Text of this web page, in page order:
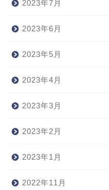
2023年7月
2023年6月
2023年5月
2023年4月
2023年3月
2023年2月
2023年1月
2022年11月